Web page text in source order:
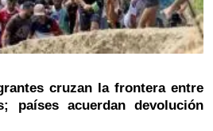
cruzan la frontera entre
países acuerdan devolución